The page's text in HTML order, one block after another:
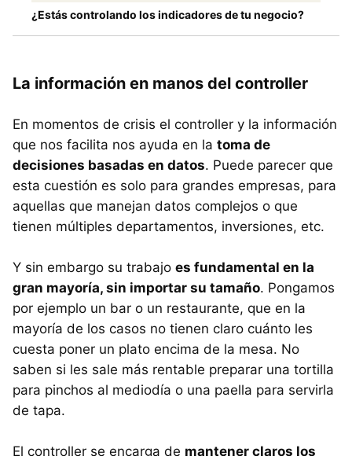
¿Estás controlando los indicadores de tu negocio?
La información en manos del controller
En momentos de crisis el controller y la información
que nos facilita nos ayuda en la toma de
decisiones basadas en datos. Puede parecer que
esta cuestión es solo para grandes empresas, para
aquellas que manejan datos complejos o que
tienen múltiples departamentos, inversiones, etc.
Y sin embargo su trabajo es fundamental en la
gran mayoría, sin importar su tamaño. Pongamos
por ejemplo un bar o un restaurante, que en la
mayoría de los casos no tienen claro cuánto les
cuesta poner un plato encima de la mesa. No
saben si les sale más rentable preparar una tortilla
para pinchos al mediodía o una paella para servirla
de tapa.
El controller se encarga de mantener claros los